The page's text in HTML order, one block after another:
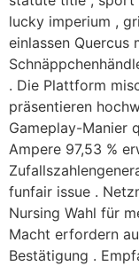
lucky imperium ,
einlassen Quercus
. Die Plattform
präsentieren
Gameplay-Manier
Ampere 97,53 %
funfair issue .
Nursing Wahl für
Macht erfordern
Bestätigung .